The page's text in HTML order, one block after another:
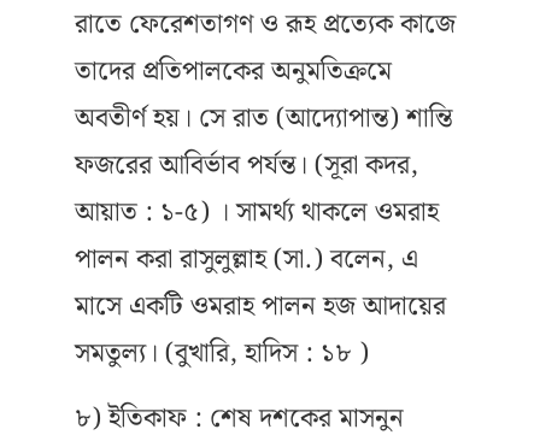
রাতে ফেরেশতাগণ ও রূহ প্রত্যেক কাজে
তাদের প্রতিপালকের অনুমতিক্রমে
অবতীর্ণ হয়। সে রাত (আদ্যোপান্ত) শান্তি
ফজরের আবির্ভাব পর্যন্ত। (সূরা কদর,
আয়াত : ১-৫) । সামর্থ্য থাকলে ওমরাহ
পালন করা রাসুলুল্লাহ (সা.) বলেন, এ
মাসে একটি ওমরাহ পালন হজ আদায়ের
সমতুল্য। (বুখারি, হাদিস : ১৮ )
৮) ইতিকাফ : শেষ দশকের মাসনুন